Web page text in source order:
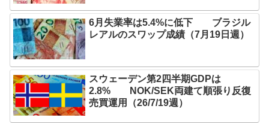
6月失業率は5.4%に低下 ブラジル
レアルのスワップ成績（7月19日週）
スウェーデン第2四半期GDPは
2.8% NOK/SEK両建て順張り反復
売買運用（26/7/19週）